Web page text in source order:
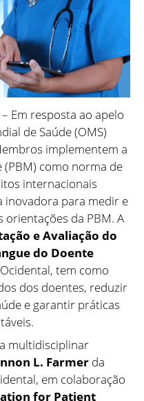
– Em resposta ao apelo
de Saúde (OMS)
implementem a
(PBM) como norma de
internacionais
inovadora para medir e
da PBM. A
e Avaliação do
do Doente
tem como
dos doentes, reduzir
e garantir práticas
multidisciplinar
L. Farmer da
em colaboração
for Patient